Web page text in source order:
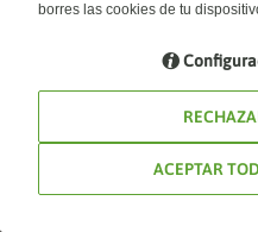
Blog de Viajes el Corte
borres las cookies de tu
ACEPTAR